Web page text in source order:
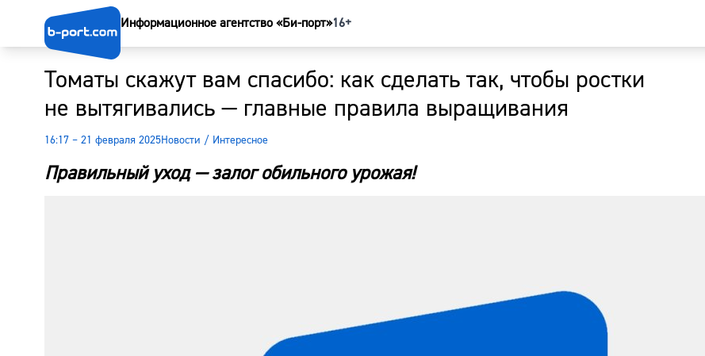
Информационное агентство «Би-порт»16+
Томаты скажут вам спасибо: как сделать так, чтобы ростки
не вытягивались — главные правила выращивания
16:17 – 21 февраля 2025Новости / Интересное
Правильный уход — залог обильного урожая!
Главная
Курсы валют